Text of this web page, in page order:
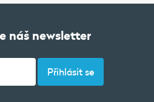
náš newsletter